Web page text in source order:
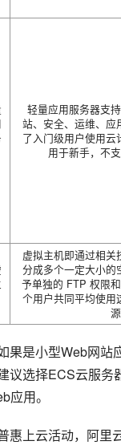
轻量应用服务器支
站、安全、运维、应
了入门级用户使用云
用于新手，不
虚拟主机即通过相关
分成多个一定大小的
予单独的 FTP 权限
个用户共同平均使用
源
果是小型Web网站
议选择ECS云服务
应用。
惠上云活动，阿里